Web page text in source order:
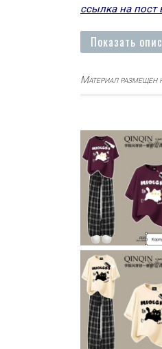
ссылка на пост
Показать
Материал размещен